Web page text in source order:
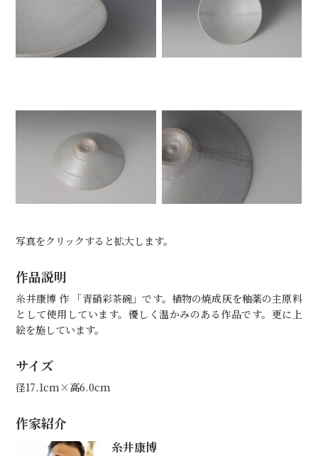
写真をクリックすると拡大します。
作品説明
糸井康博 作 「青硝彩茶碗」です。植物の焼成灰を釉薬の主原料
として使用しています。優しく温かみのある作品です。更に上
絵を施しています。
サイズ
径17.1cm×高6.0cm
作家紹介
糸井康博